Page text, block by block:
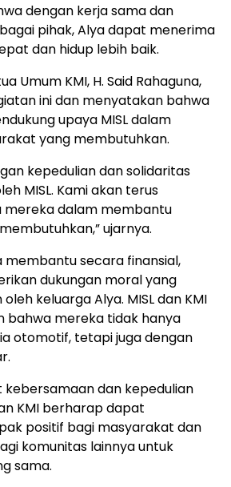
dengan kerja sama dan
pihak, Alya dapat menerima
dan hidup lebih baik.
Umum KMI, H. Said Rahaguna,
ini dan menyatakan bahwa
upaya MISL dalam
yang membutuhkan.
kepedulian dan solidaritas
MISL. Kami akan terus
mereka dalam membantu
ujarnya.
membantu secara finansial,
dukungan moral yang
keluarga Alya. MISL dan KMI
bahwa mereka tidak hanya
otomotif, tetapi juga dengan
kebersamaan dan kepedulian
KMI berharap dapat
positif bagi masyarakat dan
komunitas lainnya untuk
sama.